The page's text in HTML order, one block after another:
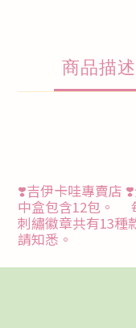
商品描述
❣️吉伊卡哇專賣店
中盒包含12包。
刺繡徽章共有13種
請知悉。